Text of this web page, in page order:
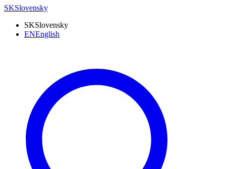
SKSlovensky
SKSlovensky
ENEnglish